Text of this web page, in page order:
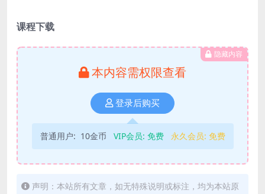
课程下载
隐藏内容
本内容需权限查看
登录后购买
普通用户: 10金币 VIP会员: 免费 永久会员: 免费
声明：本站所有文章，如无特殊说明或标注，均为本站原